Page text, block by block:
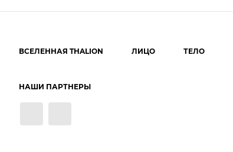
ВСЕЛЕННАЯ THALION ЛИЦО ТЕЛО
НАШИ ПАРТНЕРЫ